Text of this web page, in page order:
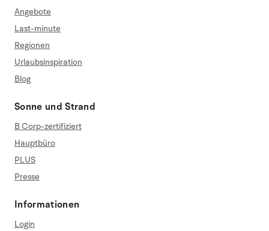
Angebote
Last-minute
Regionen
Urlaubsinspiration
Blog
Sonne und Strand
B Corp-zertifiziert
Hauptbüro
PLUS
Presse
Informationen
Login